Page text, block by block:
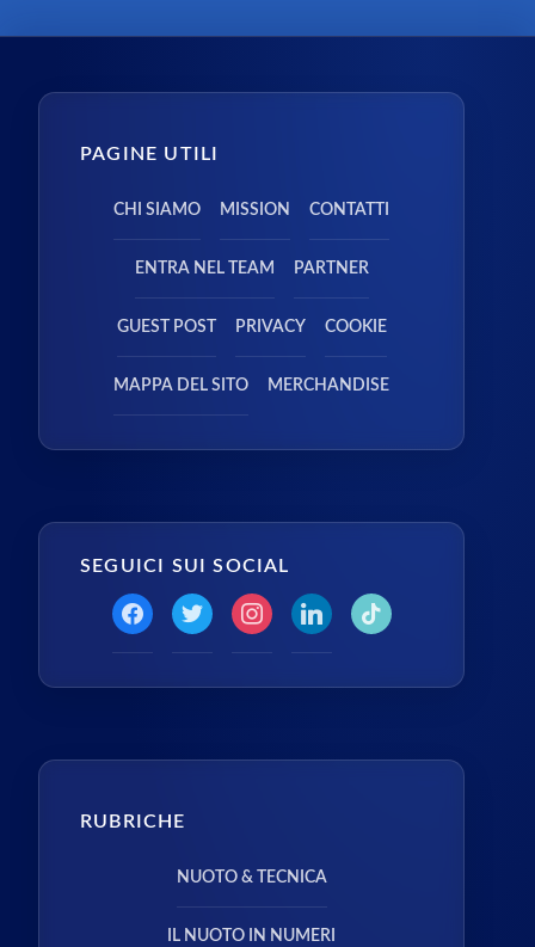
PAGINE UTILI
CHI SIAMO MISSION CONTATTI
ENTRA NEL TEAM PARTNER
GUEST POST PRIVACY COOKIE
MAPPA DEL SITO MERCHANDISE
SEGUICI SUI SOCIAL
RUBRICHE
NUOTO & TECNICA
IL NUOTO IN NUMERI